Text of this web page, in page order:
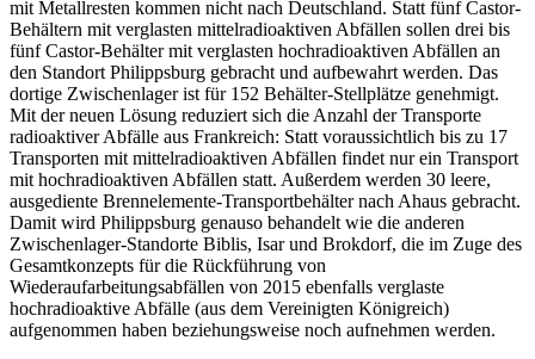
mit Metallresten kommen nicht nach Deutschland. Statt fünf Castor-
Behältern mit verglasten mittelradioaktiven Abfällen sollen drei bis
fünf Castor-Behälter mit verglasten hochradioaktiven Abfällen an
den Standort Philippsburg gebracht und aufbewahrt werden. Das
dortige Zwischenlager ist für 152 Behälter-Stellplätze genehmigt.
Mit der neuen Lösung reduziert sich die Anzahl der Transporte
radioaktiver Abfälle aus Frankreich: Statt voraussichtlich bis zu 17
Transporten mit mittelradioaktiven Abfällen findet nur ein Transport
mit hochradioaktiven Abfällen statt. Außerdem werden 30 leere,
ausgediente Brennelemente-Transportbehälter nach Ahaus gebracht.
Damit wird Philippsburg genauso behandelt wie die anderen
Zwischenlager-Standorte Biblis, Isar und Brokdorf, die im Zuge des
Gesamtkonzepts für die Rückführung von
Wiederaufarbeitungsabfällen von 2015 ebenfalls verglaste
hochradioaktive Abfälle (aus dem Vereinigten Königreich)
aufgenommen haben beziehungsweise noch aufnehmen werden.